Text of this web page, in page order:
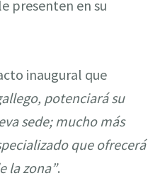
presenten en su
inaugural que
potenciará su
sede; mucho más
que ofrecerá
la zona”.